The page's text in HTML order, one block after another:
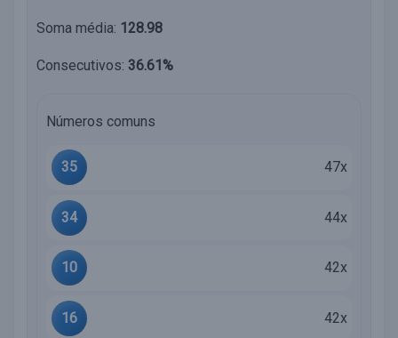
Soma média: 128.98
Consecutivos: 36.61%
Números comuns
35 47x
34 44x
10 42x
16 42x